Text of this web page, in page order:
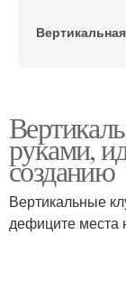
Каскадная
Клумба для
руками,
созданию
Вертикальные
дефиците места